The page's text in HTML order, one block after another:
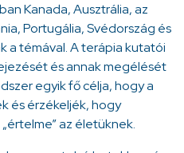
Kanada, Ausztrália, az
Portugália, Svédország és
a témával. A terápia kutatói
és annak megélését
egyik fő célja, hogy a
és érzékeljék, hogy
az életüknek.